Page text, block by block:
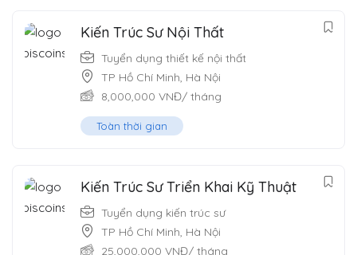
Kiến Trúc Sư Nội Thất
Tuyển dụng thiết kế nội thất
TP Hồ Chí Minh, Hà Nội
8,000,000 VNĐ/ tháng
Toàn thời gian
Kiến Trúc Sư Triển Khai Kỹ Thuật
Tuyển dụng kiến trúc sư
TP Hồ Chí Minh, Hà Nội
25,000,000 VNĐ/ tháng